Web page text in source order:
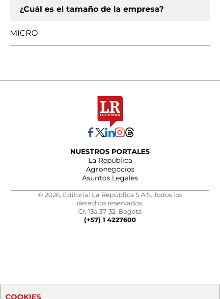
¿Cuál es el tamaño de la empresa?
MICRO
NUESTROS PORTALES
La República
Agronegocios
Asuntos Legales
© 2026, Editorial La República S.A.S. Todos los
derechos reservados.
Cr. 13a 37-32, Bogotá
(+57) 1 4227600
COOKIES